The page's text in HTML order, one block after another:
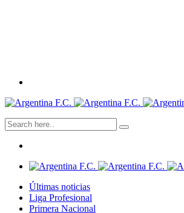
Últimas noticias
Liga Profesional
Primera Nacional